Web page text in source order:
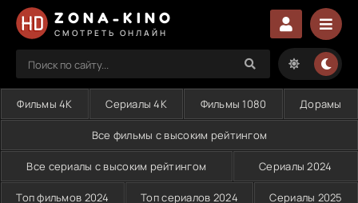
ZONA-KINO
СМОТРЕТЬ ОНЛАЙН
Фильмы 4K Сериалы 4K Фильмы 1080 Дорамы
Все фильмы с высоким рейтингом
Все сериалы с высоким рейтингом Сериалы 2024
Топ фильмов 2024 Топ сериалов 2024 Сериалы 2025